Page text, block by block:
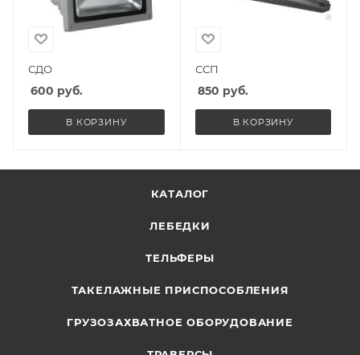
СДО
600 руб.
В КОРЗИНУ
ССП
850 руб.
В КОРЗИНУ
КАТАЛОГ
ЛЕБЕДКИ
ТЕЛЬФЕРЫ
ТАКЕЛАЖНЫЕ ПРИСПОСОБЛЕНИЯ
ГРУЗОЗАХВАТНОЕ ОБОРУДОВАНИЕ